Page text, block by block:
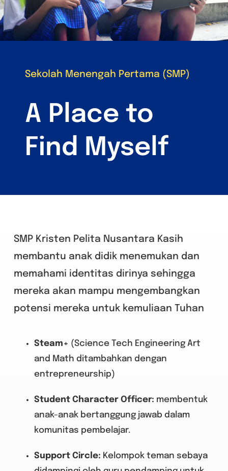
Sekolah Menengah Pertama (SMP)
A Place to
Find Myself
SMP Kristen Pelita Nusantara Kasih
membantu anak didik menemukan dan
memahami identitas dirinya sehingga
mereka akan mampu mengembangkan
potensi mereka untuk kemuliaan Tuhan
Steam+ (Science Tech Engineering Art
and Math ditambahkan dengan
entrepreneurship)
Student Character Officer: membentuk
anak-anak bertanggung jawab dalam
komunitas pembelajar.
Support Circle: Kelompok teman sebaya